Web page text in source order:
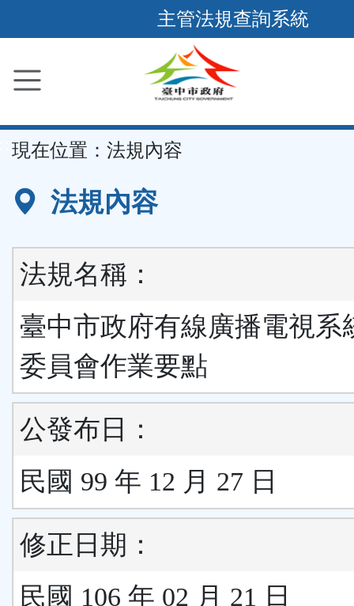
到
要
容
區
主管法規查詢系統
現在位置： 法規內容
法規內容
法規名稱：
臺中市政府有線廣播電視系
委員會作業要點
公發布日：
民國 99 年 12 月 27 日
修正日期：
民國 106 年 02 月 21 日